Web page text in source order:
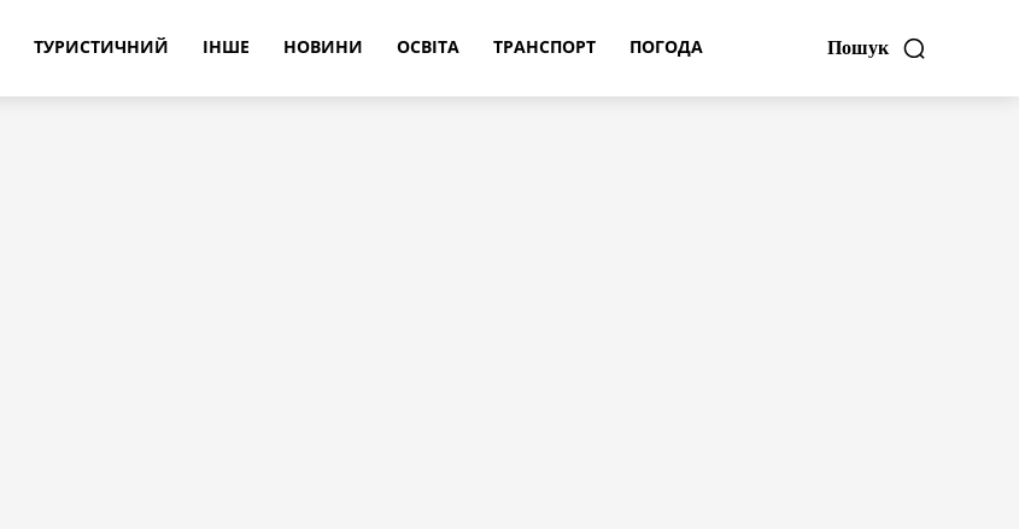
Пошук
ТУРИСТИЧНИЙ ІНШЕ НОВИНИ ОСВІТА ТРАНСПОРТ ПОГОДА